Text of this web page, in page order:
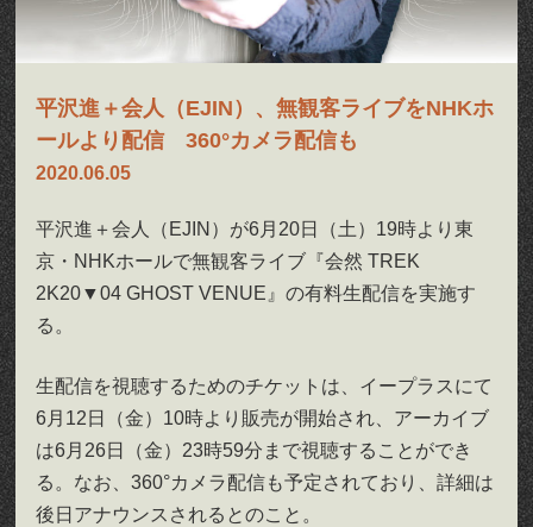
PODCAST
ARTICLE
平沢進＋会人（EJIN）、無観客ライブをNHKホ
ールより配信 360°カメラ配信も
2020.06.05
平沢進＋会人（EJIN）が6月20日（土）19時より東
京・NHKホールで無観客ライブ『会然 TREK
2K20▼04 GHOST VENUE』の有料生配信を実施す
る。
生配信を視聴するためのチケットは、イープラスにて
6月12日（金）10時より販売が開始され、アーカイブ
は6月26日（金）23時59分まで視聴することができ
る。なお、360°カメラ配信も予定されており、詳細は
後日アナウンスされるとのこと。